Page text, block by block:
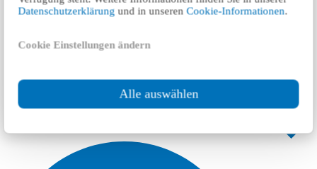
Datenschutzerklärung und in unserenCookie-Informationen.
Cookie Einstellungen ändern
Alle auswählen